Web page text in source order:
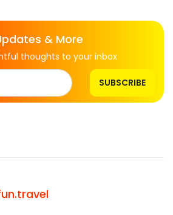
& More
thoughts to your inbox
SUBSCRIBE